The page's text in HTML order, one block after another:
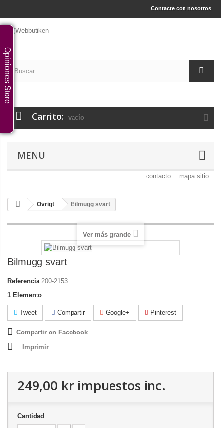
Contacte con nosotros
Carrito: vacío
MENU
contacto mapa sitio
Övrigt Bilmugg svart
Ver más grande
Bilmugg svart
Referencia 200-2153
1 Elemento
Tweet Compartir Google+ Pinterest
Compartir en Facebook
Imprimir
249,00 kr impuestos inc.
Cantidad
Opiniones Store